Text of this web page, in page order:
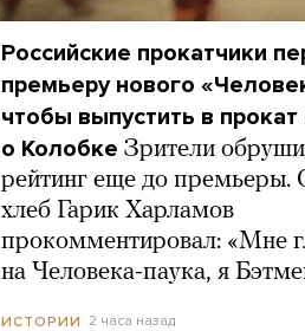
Российские прокатчики
премьеру нового
чтобы выпустить в
о Колобке Зрители
рейтинг еще до премьеры.
хлеб Гарик Харламов
прокомментировал: «Мне
на Человека-паука, я
ИСТОРИИ 2 часа назад